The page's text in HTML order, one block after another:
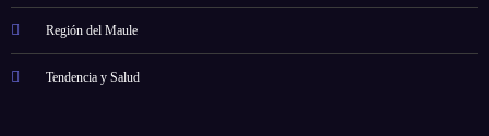
Región del Maule
Tendencia y Salud